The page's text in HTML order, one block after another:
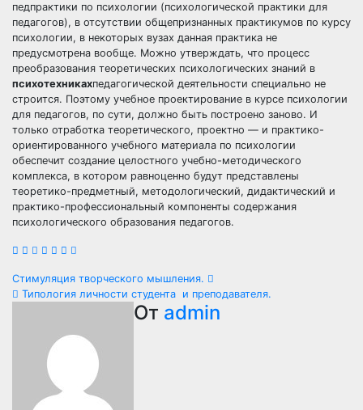
педпрактики по психологии (психологической практики для
педагогов), в отсутствии общепризнанных практикумов по курсу
психологии, в некоторых вузах данная практика не
предусмотрена вообще. Можно утверждать, что процесс
преобразования теоретических психологических знаний в
психотехникахпедагогической деятельности специально не
строится. Поэтому учебное проектирование в курсе психологии
для педагогов, по сути, должно быть построено заново. И
только отработка теоретического, проектно — и практико-
ориентированного учебного материала по психологии
обеспечит создание целостного учебно-методического
комплекса, в котором равноценно будут представлены
теоретико-предметный, методологический, дидактический и
практико-профессиональный компоненты содержания
психологического образования педагогов.
Навигация
записям
Стимуляция творческого мышления.
Типология личности студента и преподавателя.
От admin